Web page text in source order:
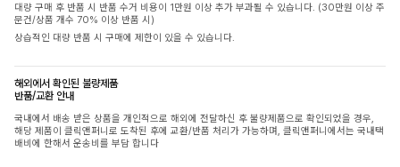
대량 구매 후 반품 시 반품 수거 비용이 1만원 이상 추가 부과될 수 있습니다. (30만원 이상 주
문건/상품 개수 70% 이상 반품 시)
상습적인 대량 반품 시 구매에 제한이 있을 수 있습니다.
해외에서 확인된 불량제품
반품/교환 안내
국내에서 배송 받은 상품을 개인적으로 해외에 전달하신 후 불량제품으로 확인되었을 경우,
해당 제품이 클릭앤퍼니로 도착된 후에 교환/반품 처리가 가능하며, 클릭앤퍼니에서는 국내택
배비에 한해서 운송비를 부담 합니다